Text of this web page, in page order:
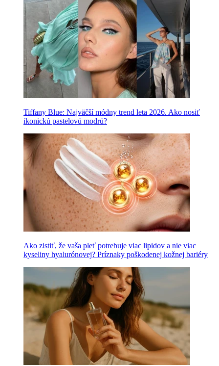
Tiffany Blue: Najväčší módny trend leta 2026. Ako nosiť
ikonickú pastelovú modrú?
Ako zistiť, že vaša pleť potrebuje viac lipidov a nie viac
kyseliny hyalurónovej? Príznaky poškodenej kožnej bariéry